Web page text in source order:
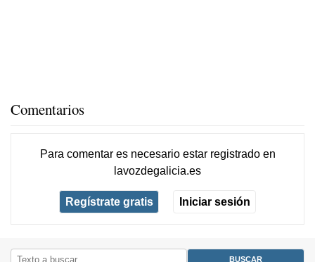
Comentarios
Para comentar es necesario estar registradoen
lavozdegalicia.es
Regístrate gratis Iniciar sesión